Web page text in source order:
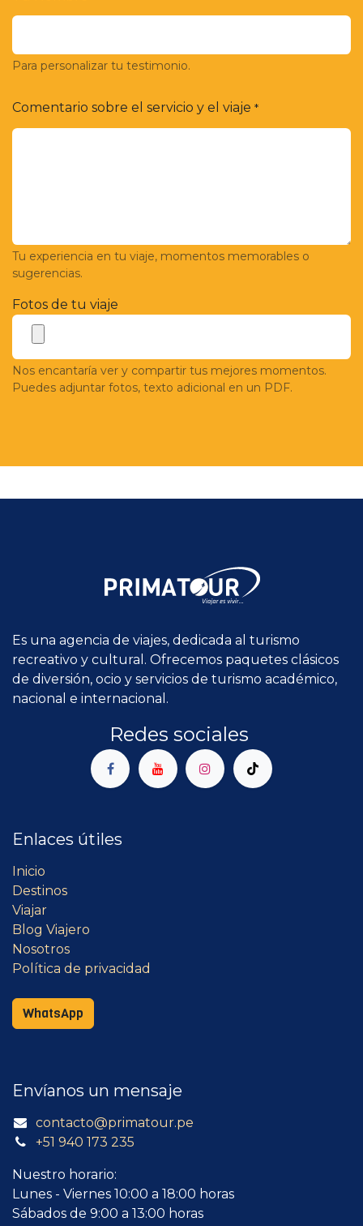
Para personalizar tu testimonio.
Comentario sobre el servicio y el viaje *
Tu experiencia en tu viaje, momentos memorables o
sugerencias.
Fotos de tu viaje
Nos encantaría ver y compartir tus mejores momentos.
Puedes adjuntar fotos, texto adicional en un PDF.
Es una agencia de viajes, dedicada al turismo
recreativo y cultural. Ofrecemos paquetes clásicos
de diversión, ocio y servicios de turismo académico,
nacional e internacional.
Redes sociales
Enlaces útiles
Inicio
Destinos
Viajar
Blog Viajero
Nosotros
Política de privacidad
WhatsApp
Envíanos un mensaje
contacto@primatour.pe
+51 940 173 235
Nuestro horario:
Lunes - Viernes 10:00 a 18:00 horas
Sábados de 9:00 a 13:00 horas